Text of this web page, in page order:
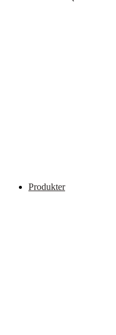
Produkter